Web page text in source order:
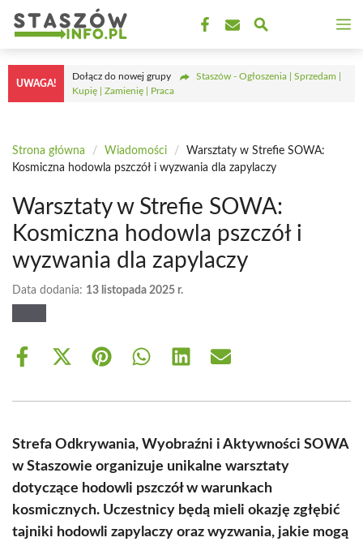
treści
UWAGA!
Dołącz do nowej grupy
Staszów - Ogłoszenia | Sprzedam |
Kupię | Zamienię | Praca
Strona główna / Wiadomości /
Warsztaty w Strefie SOWA:
Kosmiczna hodowla pszczół i wyzwania dla zapylaczy
Warsztaty w Strefie SOWA:
Kosmiczna hodowla pszczół i
wyzwania dla zapylaczy
Data dodania: 13 listopada 2025 r.
Share
Share
(Twitter)
Share Share Share Share
Strefa Odkrywania, Wyobraźni i Aktywności SOWA
w Staszowie organizuje unikalne warsztaty
dotyczące hodowli pszczół w warunkach
kosmicznych. Uczestnicy będą mieli okazję zgłębić
tajniki hodowli zapylaczy oraz wyzwania, jakie mogą